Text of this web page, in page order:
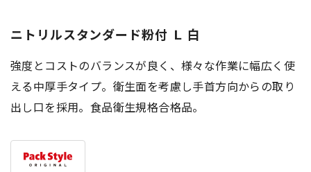
ニトリルスタンダード粉付 Ｌ 白
強度とコストのバランスが良く、様々な作業に幅広く使
える中厚手タイプ。衛生面を考慮し手首方向からの取り
出し口を採用。食品衛生規格合格品。